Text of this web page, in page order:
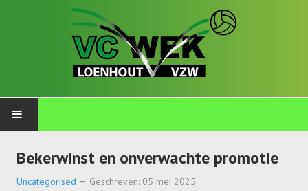
Talents
Bekerwinst en onverwachte promotie
Uncategorised Geschreven: 05 mei 2025